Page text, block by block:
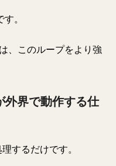
。
、このループをより強
界で動作する仕
するだけです。